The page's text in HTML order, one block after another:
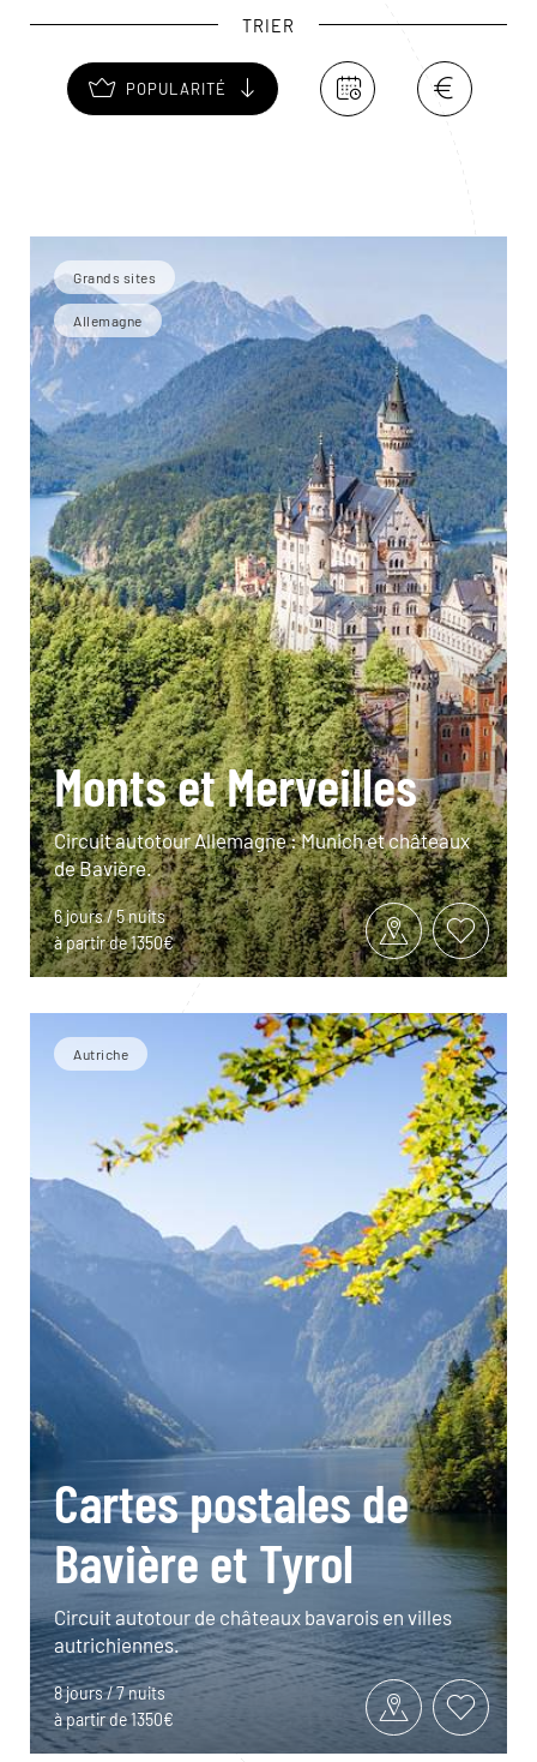
TRIER
POPULARITÉ
Grands sites
Allemagne
Monts et Merveilles
Circuit autotour Allemagne : Munich et châteaux
de Bavière.
6 jours / 5 nuits
à partir de 1350€
Autriche
Cartes postales de
Bavière et Tyrol
Circuit autotour de châteaux bavarois en villes
autrichiennes.
8 jours / 7 nuits
à partir de 1350€